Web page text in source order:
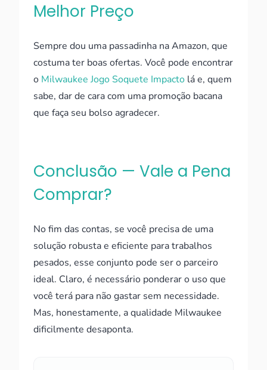
Melhor Preço
Sempre dou uma passadinha na Amazon, que
costuma ter boas ofertas. Você pode encontrar
o Milwaukee Jogo Soquete Impacto lá e, quem
sabe, dar de cara com uma promoção bacana
que faça seu bolso agradecer.
Conclusão — Vale a Pena
Comprar?
No fim das contas, se você precisa de uma
solução robusta e eficiente para trabalhos
pesados, esse conjunto pode ser o parceiro
ideal. Claro, é necessário ponderar o uso que
você terá para não gastar sem necessidade.
Mas, honestamente, a qualidade Milwaukee
dificilmente desaponta.